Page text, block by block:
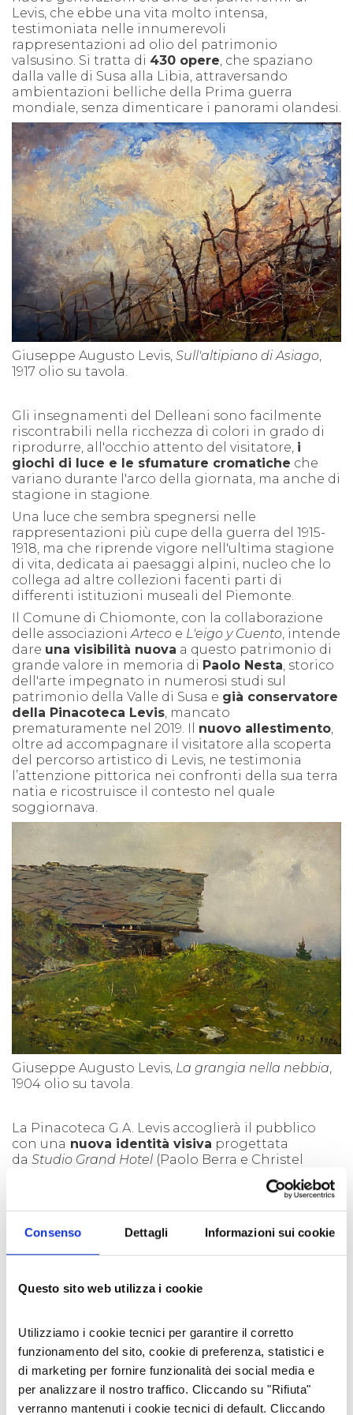
Consenso Dettagli Informazioni sui cookie
Questo sito web utilizza i cookie
Utilizziamo i cookie tecnici per garantire il corretto
funzionamento del sito, cookie di preferenza, statistici e
di marketing per fornire funzionalità dei social media e
per analizzare il nostro traffico. Cliccando su "Rifiuta"
verranno mantenuti i cookie tecnici di default. Cliccando
Levis, che ebbe una vita molto intensa,
testimoniata nelle innumerevoli
rappresentazioni ad olio del patrimonio
valsusino. Si tratta di 430 opere, che spaziano
dalla valle di Susa alla Libia, attraversando
ambientazioni belliche della Prima guerra
mondiale, senza dimenticare i panorami olandesi.
Giuseppe Augusto Levis, Sull'altipiano di Asiago,
1917 olio su tavola.
Gli insegnamenti del Delleani sono facilmente
riscontrabili nella ricchezza di colori in grado di
riprodurre, all'occhio attento del visitatore, i
giochi di luce e le sfumature cromatiche che
variano durante l'arco della giornata, ma anche di
stagione in stagione.
Una luce che sembra spegnersi nelle
rappresentazioni più cupe della guerra del 1915-
1918, ma che riprende vigore nell'ultima stagione
di vita, dedicata ai paesaggi alpini, nucleo che lo
collega ad altre collezioni facenti parti di
differenti istituzioni museali del Piemonte.
Il Comune di Chiomonte, con la collaborazione
delle associazioni Arteco e L'eigo y Cuento, intende
dare una visibilità nuova a questo patrimonio di
grande valore in memoria di Paolo Nesta, storico
dell'arte impegnato in numerosi studi sul
patrimonio della Valle di Susa e già conservatore
della Pinacoteca Levis, mancato
prematuramente nel 2019. Il nuovo allestimento,
oltre ad accompagnare il visitatore alla scoperta
del percorso artistico di Levis, ne testimonia
l’attenzione pittorica nei confronti della sua terra
natia e ricostruisce il contesto nel quale
soggiornava.
Giuseppe Augusto Levis, La grangia nella nebbia,
1904 olio su tavola.
La Pinacoteca G.A. Levis accoglierà il pubblico
con una nuova identità visiva progettata
da Studio Grand Hotel (Paolo Berra e Christel
carattere
. Si tratta di una libera
interpretazione del carattere dipinto a mano (o
toponomastiche del comune di Chiomonte.
Elemento chiave dell'identità visiva del museo,
sua natura si inserisce con semplicità ed eleganza
LEGGI ANCHE:Pinacoteca Levis